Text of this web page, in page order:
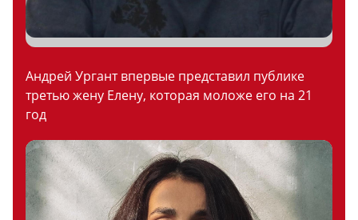
Андрей Ургант впервые представил публике
третью жену Елену, которая моложе его на 21
год